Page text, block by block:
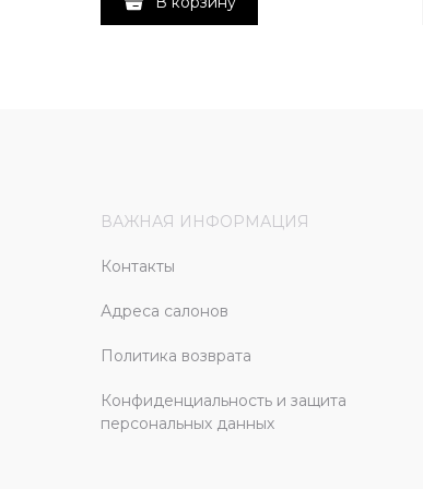
ВАЖНАЯ ИНФОРМАЦИЯ
Контакты
Адреса салонов
Политика возврата
Конфиденциальность и защита
персональных данных